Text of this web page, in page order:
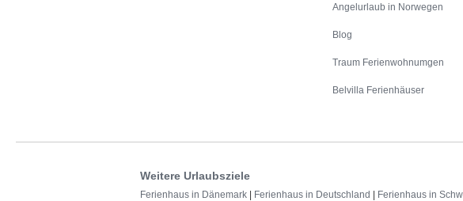
Angelurlaub in Norwegen
Blog
Traum Ferienwohnumgen
Belvilla Ferienhäuser
Weitere Urlaubsziele
Ferienhaus in Dänemark | Ferienhaus in Deutschland | Ferienhaus in